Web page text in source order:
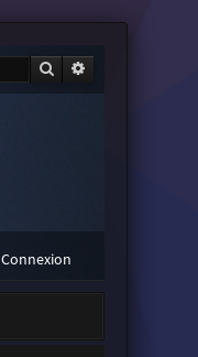
Rechercher
Connexion